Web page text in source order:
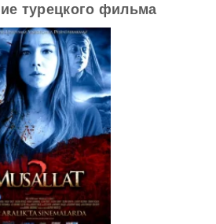
турецкого фильма